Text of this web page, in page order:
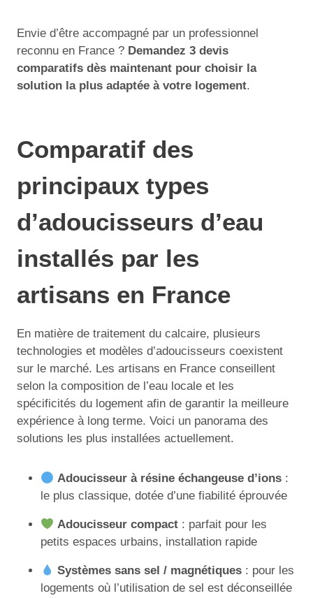
Envie d’être accompagné par un professionnel
reconnu en France ? Demandez 3 devis
comparatifs dès maintenant pour choisir la
solution la plus adaptée à votre logement.
Comparatif des
principaux types
d’adoucisseurs d’eau
installés par les
artisans en France
En matière de traitement du calcaire, plusieurs
technologies et modèles d’adoucisseurs coexistent
sur le marché. Les artisans en France conseillent
selon la composition de l’eau locale et les
spécificités du logement afin de garantir la meilleure
expérience à long terme. Voici un panorama des
solutions les plus installées actuellement.
Adoucisseur à résine échangeuse d’ions :
le plus classique, dotée d’une fiabilité éprouvée
Adoucisseur compact : parfait pour les
petits espaces urbains, installation rapide
Systèmes sans sel / magnétiques : pour les
logements où l’utilisation de sel est déconseillée